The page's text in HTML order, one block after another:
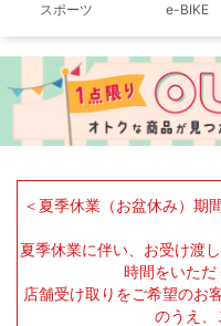
スポーツ e-BIKE
＜夏季休業（お盆休み）期
夏季休業に伴い、お受け渡
時間をいただ
店舗受け取りをご希望のお
のうえ、